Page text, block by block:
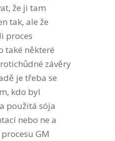
že ji tam
tak, ale že
proces
také některé
závěry
je třeba se
kdo byl
použitá sója
nebo ne a
GM